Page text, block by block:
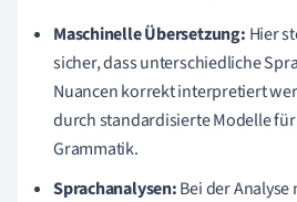
Maschinelle Übersetzung: Hier
sicher, dass unterschiedliche
Nuancen korrekt interpretiert
durch standardisierte Modelle
Grammatik.
Sprachanalysen:Bei der